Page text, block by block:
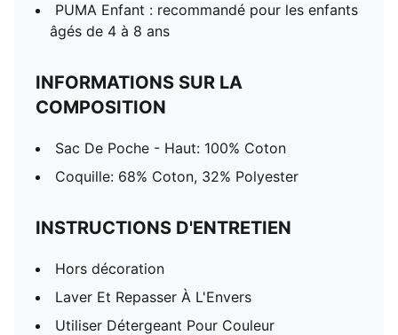
PUMA Enfant : recommandé pour les enfants
âgés de 4 à 8 ans
INFORMATIONS SUR LA
COMPOSITION
Sac De Poche - Haut: 100% Coton
Coquille: 68% Coton, 32% Polyester
INSTRUCTIONS D'ENTRETIEN
Hors décoration
Laver Et Repasser À L'Envers
Utiliser Détergeant Pour Couleur